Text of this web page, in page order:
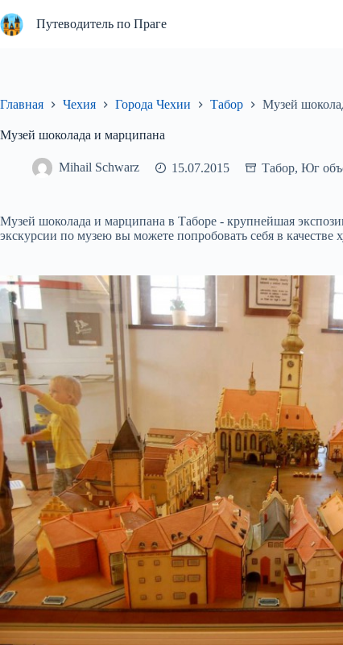
к
сути
Путеводитель по Праге
Главная Чехия Города Чехии Табор Музей
Музей шоколада и марципана
Mihail Schwarz 15.07.2015 Табор, Юг
Музей шоколада и марципана в Таборе - крупнейшая
экскурсии по музею вы можете попробовать себя в